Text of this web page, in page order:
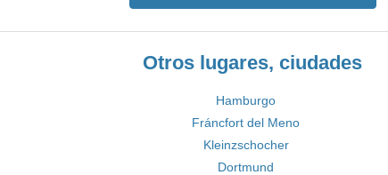
Otros lugares, ciudades
Hamburgo
Fráncfort del Meno
Kleinzschocher
Dortmund